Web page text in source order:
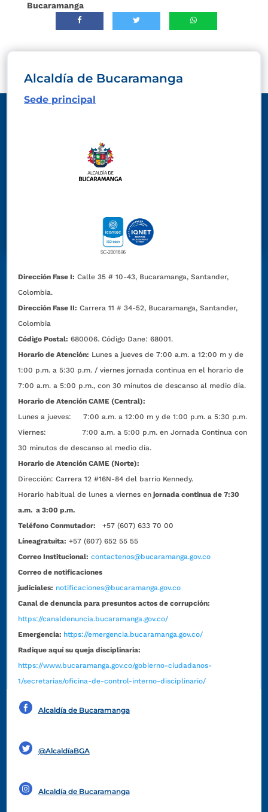
Bucaramanga
Alcaldía de Bucaramanga
Sede principal
Dirección Fase I: Calle 35 # 10-43, Bucaramanga, Santander,
Colombia.
Dirección Fase II: Carrera 11 # 34-52, Bucaramanga, Santander,
Colombia
Código Postal: 680006. Código Dane: 68001.
Horario de Atención: Lunes a jueves de 7:00 a.m. a 12:00 m y de
1:00 p.m. a 5:30 p.m. / viernes jornada continua en el horario de
7:00 a.m. a 5:00 p.m., con 30 minutos de descanso al medio día.
Horario de Atención CAME (Central):
Lunes a jueves: 7:00 a.m. a 12:00 m y de 1:00 p.m. a 5:30 p.m.
Viernes: 7:00 a.m. a 5:00 p.m. en Jornada Continua con
30 minutos de descanso al medio día.
Horario de Atención CAME (Norte):
Dirección:Carrera 12 #16N-84 del barrio Kennedy.
Horario habitual de lunes a viernes en jornada continua de 7:30
a.m. a 3:00 p.m.
Teléfono Conmutador:
+57 (607) 633 70 00
Líneagratuita: +57 (607) 652 55 55
Correo Institucional: contactenos@bucaramanga.gov.co
Correo de notificaciones
judiciales: notificaciones@bucaramanga.gov.co
Canal de denuncia para presuntos actos de corrupción:
https://canaldenuncia.bucaramanga.gov.co/
Emergencia: https://emergencia.bucaramanga.gov.co/
Radique aquí su queja disciplinaria:
https://www.bucaramanga.gov.co/gobierno-ciudadanos-
1/secretarias/oficina-de-control-interno-disciplinario/
Alcaldía de Bucaramanga
@AlcaldíaBGA
Alcaldía de Bucaramanga